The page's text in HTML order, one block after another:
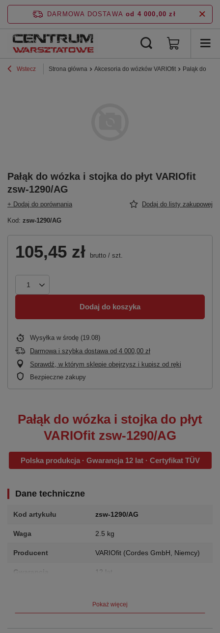
DARMOWA DOSTAWA od 4 000,00 zł
Wstecz Strona główna Akcesoria do wózków VARIOfit Pałąk do
Pałąk do wózka i stojka do płyt VARIOfit
zsw-1290/AG
+ Dodaj do porównania Dodaj do listy zakupowej
Kod: zsw-1290/AG
105,45 zł brutto / szt.
Dodaj do koszyka
Wysyłka w środę (19.08)
Darmowa i szybka dostawa od 4 000,00 zł
Sprawdź, w którym sklepie obejrzysz i kupisz od ręki
Bezpieczne zakupy
Pałąk do wózka i stojka do płyt
VARIOfit zsw-1290/AG
Polska produkcja · Gwarancja 12 lat · Certyfikat TÜV
Dane techniczne
Kod artykułu zsw-1290/AG
Waga 2.5 kg
Producent VARIOfit (Cordes GmbH, Niemcy)
Gwarancja 12 lat
Pokaż więcej